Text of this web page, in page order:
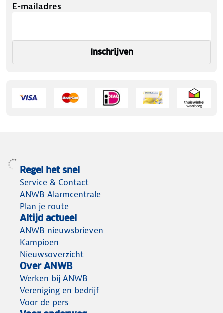
E-mailadres
Inschrijven
Regel het snel
Service & Contact
ANWB Alarmcentrale
Plan je route
Altijd actueel
ANWB nieuwsbrieven
Kampioen
Nieuwsoverzicht
Over ANWB
Werken bij ANWB
Vereniging en bedrijf
Voor de pers